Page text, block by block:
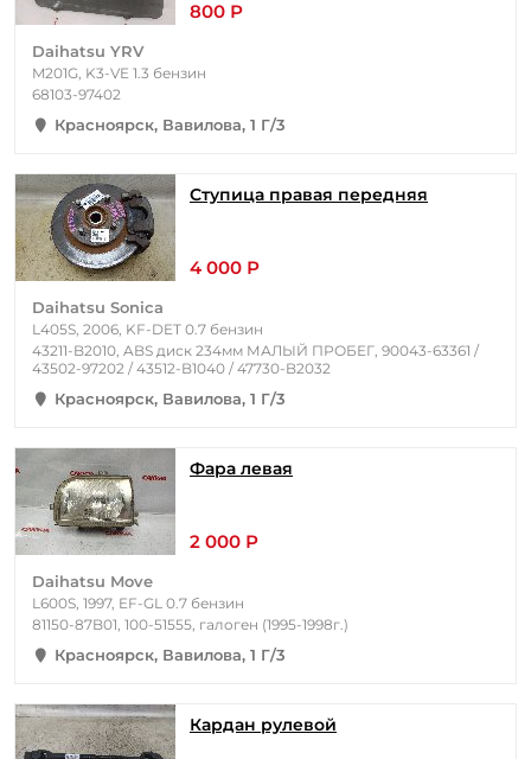
800 Р
Daihatsu YRV
M201G, K3-VE 1.3 бензин
68103-97402
Красноярск, Вавилова, 1 Г/3
Ступица правая передняя
4 000 Р
Daihatsu Sonica
L405S, 2006, KF-DET 0.7 бензин
43211-B2010, ABS диск 234мм МАЛЫЙ ПРОБЕГ, 90043-63361 /
43502-97202 / 43512-B1040 / 47730-B2032
Красноярск, Вавилова, 1 Г/3
Фара левая
2 000 Р
Daihatsu Move
L600S, 1997, EF-GL 0.7 бензин
81150-87B01, 100-51555, галоген (1995-1998г.)
Красноярск, Вавилова, 1 Г/3
Кардан рулевой